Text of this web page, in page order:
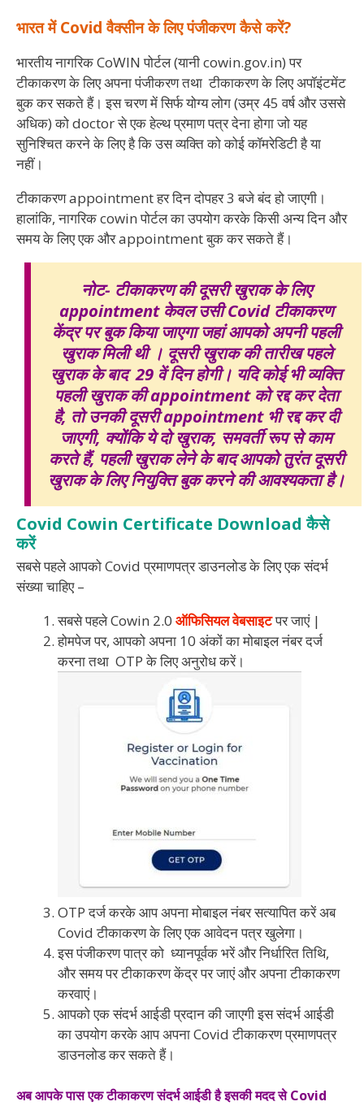
भारत में Covid वैक्सीन के लिए पंजीकरण कैसे करें?
भारतीय नागरिक CoWIN पोर्टल (यानी cowin.gov.in) पर
टीकाकरण के लिए अपना पंजीकरण तथा टीकाकरण के लिए अपॉइंटमेंट
बुक कर सकते हैं। इस चरण में सिर्फ योग्य लोग (उम्र 45 वर्ष और उससे
अधिक) को doctor से एक हेल्थ प्रमाण पत्र देना होगा जो यह
सुनिश्चित करने के लिए है कि उस व्यक्ति को कोई कॉमरेडिटी है या
नहीं।
टीकाकरण appointment हर दिन दोपहर 3 बजे बंद हो जाएगी।
हालांकि, नागरिक cowin पोर्टल का उपयोग करके किसी अन्य दिन और
समय के लिए एक और appointment बुक कर सकते हैं।
नोट- टीकाकरण की दूसरी खुराक के लिए
appointment केवल उसी Covid टीकाकरण
केंद्र पर बुक किया जाएगा जहां आपको अपनी पहली
खुराक मिली थी । दूसरी खुराक की तारीख पहले
खुराक के बाद 29 वें दिन होगी। यदि कोई भी व्यक्ति
पहली खुराक की appointment को रद्द कर देता
है, तो उनकी दूसरी appointment भी रद्द कर दी
जाएगी, क्योंकि ये दो खुराक, समवर्ती रूप से काम
करते हैं, पहली खुराक लेने के बाद आपको तुरंत दूसरी
खुराक के लिए नियुक्ति बुक करने की आवश्यकता है।
Covid Cowin Certificate Download कैसे
करें
सबसे पहले आपको Covid प्रमाणपत्र डाउनलोड के लिए एक संदर्भ
संख्या चाहिए –
सबसे पहले Cowin 2.0 ऑफिसियल वेबसाइटपर जाएं |
होमपेज पर, आपको अपना 10 अंकों का मोबाइल नंबर दर्ज
करना तथा OTP के लिए अनुरोध करें।
OTP दर्ज करके आप अपना मोबाइल नंबर सत्यापित करें अब
Covid टीकाकरण के लिए एक आवेदन पत्र खुलेगा।
इस पंजीकरण पात्र को ध्यानपूर्वक भरें और निर्धारित तिथि,
और समय पर टीकाकरण केंद्र पर जाएं और अपना टीकाकरण
करवाएं।
आपको एक संदर्भ आईडी प्रदान की जाएगी इस संदर्भ आईडी
का उपयोग करके आप अपना Covid टीकाकरण प्रमाणपत्र
डाउनलोड कर सकते हैं।
अब आपके पास एक टीकाकरण संदर्भ आईडी है इसकी मदद से Covid